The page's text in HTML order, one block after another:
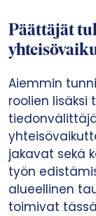
Päättäjät
Aiemmin
roolien lisäksi
jakavat sekä
työn
alueellinen
toimivat